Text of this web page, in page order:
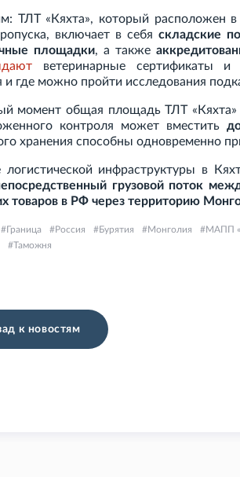
ТЛТ «Кяхта», который расположен
включает в себя складские
площадки, а также
ветеринарные сертификаты и
и где можно пройти исследования
момент общая площадь ТЛТ «Кяхта»
контроля может вместить
хранения способны одновременно
логистической инфраструктуры в
грузовой поток
товаров в РФ через территорию
Граница Россия Бурятия Монголия МАПП
Таможня
к новостям